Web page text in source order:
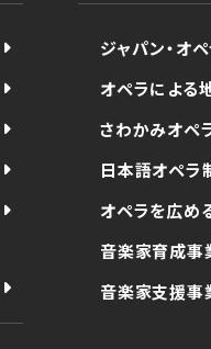
ジャパン・オ
オペラによる
さわかみオペ
日本語オペラ
オペラを広め
音楽家育成事
音楽家支援事